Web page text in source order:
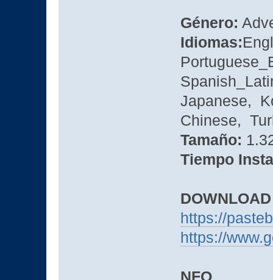
Género:
Idiomas:
Japanese,
Chinese,
Tamaño:
Tiempo
DOWNLOAD
https://
https://
NFO